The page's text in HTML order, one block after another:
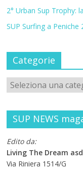
2° Urban Sup Trophy:
SUP Surfing a Peniche
Categorie
SUP NEWS
Edito da:
Living The Dream asd
Via Riniera 1514/G